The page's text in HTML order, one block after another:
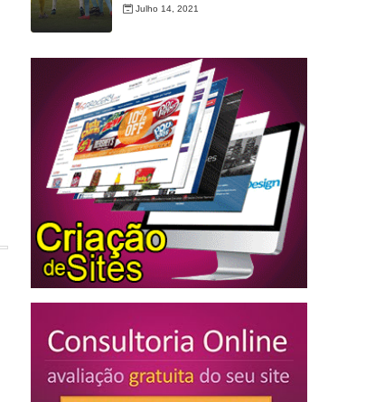
Julho 14, 2021